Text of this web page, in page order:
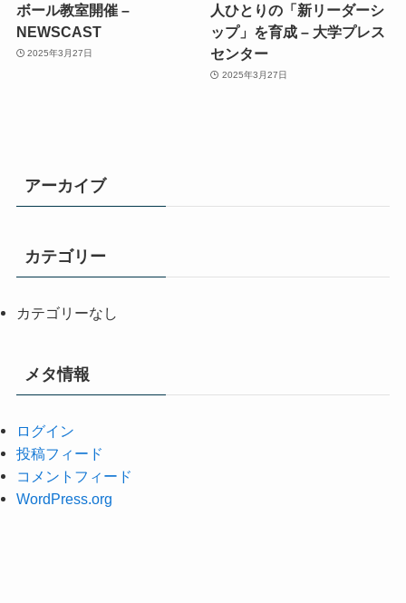
ボール教室開催 –
NEWSCAST
2025年3月27日
人ひとりの「新リーダーシ
ップ」を育成 – 大学プレス
センター
2025年3月27日
アーカイブ
カテゴリー
カテゴリーなし
メタ情報
ログイン
投稿フィード
コメントフィード
WordPress.org